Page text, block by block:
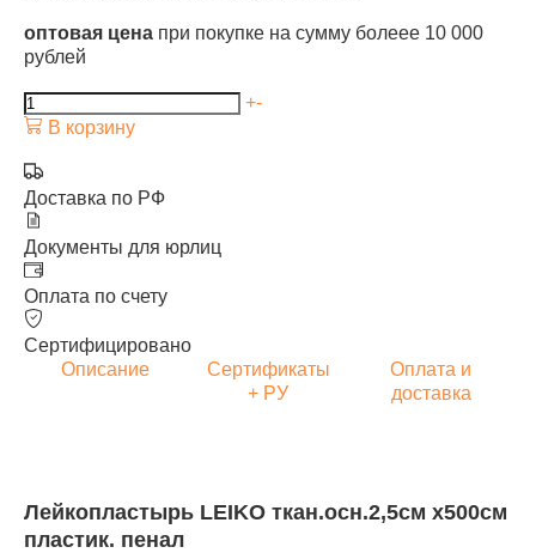
оптовая цена при покупке на сумму болеее 10 000
рублей
+-
В корзину
Доставка по РФ
Документы для юрлиц
Оплата по счету
Сертифицировано
Описание
Сертификаты
+ РУ
Оплата и
доставка
Лейкопластырь LEIKO ткан.осн.2,5см х500см
пластик. пенал